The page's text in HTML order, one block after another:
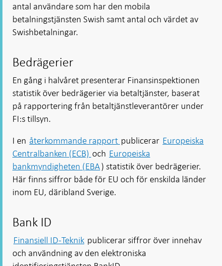
antal användare som har den mobila
betalningstjänsten Swish samt antal och värdet av
Swishbetalningar.
Bedrägerier
En gång i halvåret presenterar Finansinspektionen
statistik över bedrägerier via betaltjänster, baserat
på rapportering från betaltjänstleverantörer under
FI:s tillsyn.
I en återkommande rapport publicerar Europeiska
Centralbanken (ECB) och Europeiska
bankmyndigheten (EBA) statistik över bedrägerier.
Här finns siffror både för EU och för enskilda länder
inom EU, däribland Sverige.
Bank ID
Finansiell ID-Teknik publicerar siffror över innehav
och användning av den elektroniska